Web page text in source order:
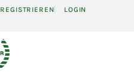
REGISTRIEREN LOGIN